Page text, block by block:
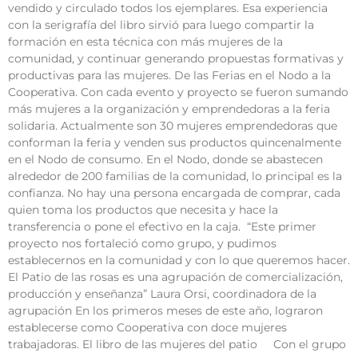
vendido y circulado todos los ejemplares. Esa experiencia
con la serigrafía del libro sirvió para luego compartir la
formación en esta técnica con más mujeres de la
comunidad, y continuar generando propuestas formativas y
productivas para las mujeres. De las Ferias en el Nodo a la
Cooperativa. Con cada evento y proyecto se fueron sumando
más mujeres a la organización y emprendedoras a la feria
solidaria. Actualmente son 30 mujeres emprendedoras que
conforman la feria y venden sus productos quincenalmente
en el Nodo de consumo. En el Nodo, donde se abastecen
alrededor de 200 familias de la comunidad, lo principal es la
confianza. No hay una persona encargada de comprar, cada
quien toma los productos que necesita y hace la
transferencia o pone el efectivo en la caja. “Este primer
proyecto nos fortaleció como grupo, y pudimos
establecernos en la comunidad y con lo que queremos hacer.
El Patio de las rosas es una agrupación de comercialización,
producción y enseñanza” Laura Orsi, coordinadora de la
agrupación En los primeros meses de este año, lograron
establecerse como Cooperativa con doce mujeres
trabajadoras. El libro de las mujeres del patio Con el grupo